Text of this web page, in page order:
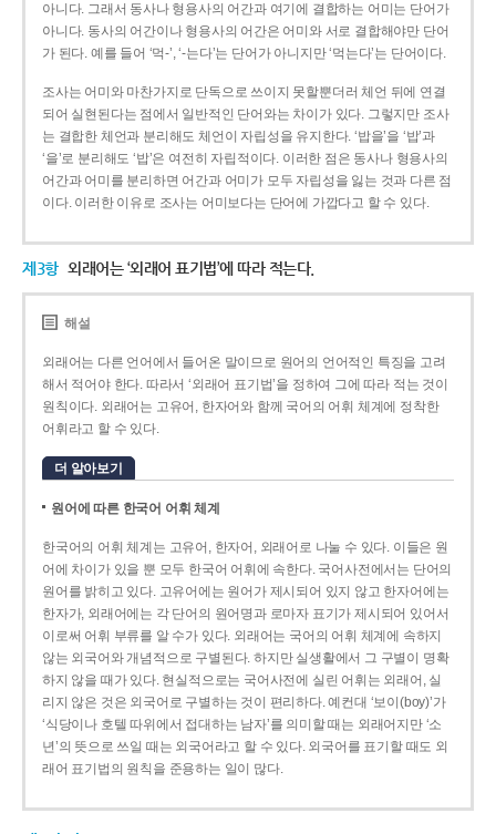
아니다. 그래서 동사나 형용사의 어간과 여기에 결합하는 어미는 단어가
아니다. 동사의 어간이나 형용사의 어간은 어미와 서로 결합해야만 단어
가 된다. 예를 들어 ‘먹-’, ‘-는다’는 단어가 아니지만 ‘먹는다’는 단어이다.
조사는 어미와 마찬가지로 단독으로 쓰이지 못할뿐더러 체언 뒤에 연결
되어 실현된다는 점에서 일반적인 단어와는 차이가 있다. 그렇지만 조사
는 결합한 체언과 분리해도 체언이 자립성을 유지한다. ‘밥을’을 ‘밥’과
‘을’로 분리해도 ‘밥’은 여전히 자립적이다. 이러한 점은 동사나 형용사의
어간과 어미를 분리하면 어간과 어미가 모두 자립성을 잃는 것과 다른 점
이다. 이러한 이유로 조사는 어미보다는 단어에 가깝다고 할 수 있다.
제3항 외래어는 ‘외래어 표기법’에 따라 적는다.
해설
외래어는 다른 언어에서 들어온 말이므로 원어의 언어적인 특징을 고려
해서 적어야 한다. 따라서 ‘외래어 표기법’을 정하여 그에 따라 적는 것이
원칙이다. 외래어는 고유어, 한자어와 함께 국어의 어휘 체계에 정착한
어휘라고 할 수 있다.
더 알아보기
원어에 따른 한국어 어휘 체계
한국어의 어휘 체계는 고유어, 한자어, 외래어로 나눌 수 있다. 이들은 원
어에 차이가 있을 뿐 모두 한국어 어휘에 속한다. 국어사전에서는 단어의
원어를 밝히고 있다. 고유어에는 원어가 제시되어 있지 않고 한자어에는
한자가, 외래어에는 각 단어의 원어명과 로마자 표기가 제시되어 있어서
이로써 어휘 부류를 알 수가 있다. 외래어는 국어의 어휘 체계에 속하지
않는 외국어와 개념적으로 구별된다. 하지만 실생활에서 그 구별이 명확
하지 않을 때가 있다. 현실적으로는 국어사전에 실린 어휘는 외래어, 실
리지 않은 것은 외국어로 구별하는 것이 편리하다. 예컨대 ‘보이(boy)’가
‘식당이나 호텔 따위에서 접대하는 남자’를 의미할 때는 외래어지만 ‘소
년’의 뜻으로 쓰일 때는 외국어라고 할 수 있다. 외국어를 표기할 때도 외
래어 표기법의 원칙을 준용하는 일이 많다.